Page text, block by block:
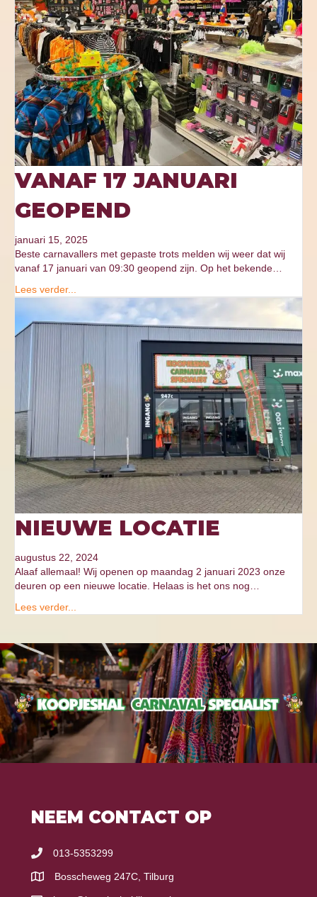
VANAF 17 JANUARI
GEOPEND
januari 15, 2025
Beste carnavallers met gepaste trots melden wij weer dat wij
vanaf 17 januari van 09:30 geopend zijn. Op het bekende…
Lees verder...
NIEUWE LOCATIE
augustus 22, 2024
Alaaf allemaal! Wij openen op maandag 2 januari 2023 onze
deuren op een nieuwe locatie. Helaas is het ons nog…
Lees verder...
NEEM CONTACT OP
013-5353299
Bosscheweg 247C, Tilburg